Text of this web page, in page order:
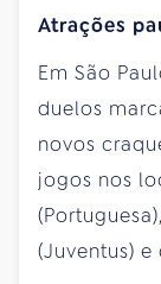
Atrações
Em São
duelos
novos
jogos nos
(Juventus)